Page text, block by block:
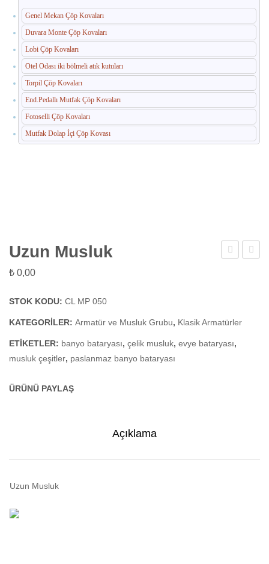
Genel Mekan Çöp Kovaları
Duvara Monte Çöp Kovaları
Lobi Çöp Kovaları
Otel Odası iki bölmeli atık kutuları
Torpil Çöp Kovaları
End.Pedallı Mutfak Çöp Kovaları
Fotoselli Çöp Kovaları
Mutfak Dolap İçi Çöp Kovası
Uzun Musluk
₺ 0,00
STOK KODU: CL MP 050
KATEGORILER: Armatür ve Musluk Grubu, Klasik Armatürler
ETIKETLER: banyo bataryası, çelik musluk, evye bataryası,
musluk çeşitler, paslanmaz banyo bataryası
ÜRÜNÜ PAYLAŞ
Açıklama
Uzun Musluk